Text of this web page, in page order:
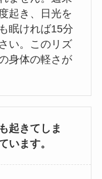
起き、日光を
眠ければ15分
い。このリズ
身体の軽さが
起きてしま
います。